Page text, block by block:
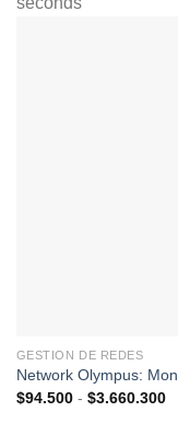
GESTION DE REDES
Network Olympus:
$94.500 - $3.660.300